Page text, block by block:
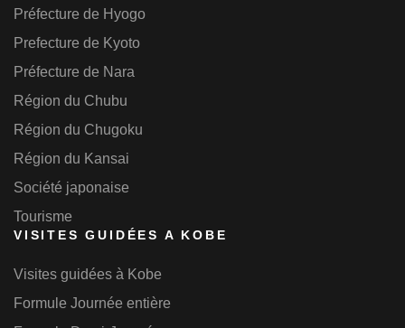
Préfecture de Hyogo
Prefecture de Kyoto
Préfecture de Nara
Région du Chubu
Région du Chugoku
Région du Kansai
Société japonaise
Tourisme
VISITES GUIDÉES A KOBE
Visites guidées à Kobe
Formule Journée entière